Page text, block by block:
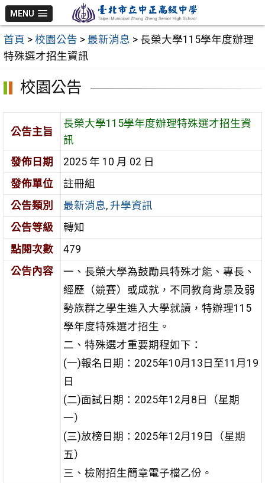
跳
至
主
要
MENU
首頁 > 校園公告 > 最新消息 > 長榮大學115學年度辦理
特殊選才招生資訊
校園公告
公告主旨
長榮大學115學年度辦理特殊選才招生資
訊
發佈日期
2025 年 10 月 02 日
發佈單位
註冊組
公告類別
最新消息, 升學資訊
公告等級
轉知
點閱次數
479
公告內容
一、長榮大學為鼓勵具特殊才能、專長、
經歷（競賽）或成就，不同教育背景及弱
勢族群之學生進入大學就讀，特辦理115
學年度特殊選才招生。
二、特殊選才重要期程如下：
(一)報名日期：2025年10月13日至11月19
日
(二)面試日期：2025年12月8日（星期
一）
(三)放榜日期：2025年12月19日（星期
五）
三、檢附招生簡章電子檔乙份。